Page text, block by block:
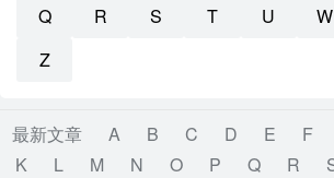
Q
R S T U W
Z
最新文章 A B C D E F
K
L M N O P Q R